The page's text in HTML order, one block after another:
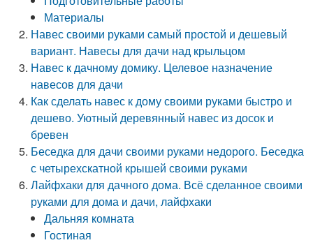
Материалы
Навес своими руками самый простой и дешевый
вариант. Навесы для дачи над крыльцом
Навес к дачному домику. Целевое назначение
навесов для дачи
Как сделать навес к дому своими руками быстро и
дешево. Уютный деревянный навес из досок и
бревен
Беседка для дачи своими руками недорого. Беседка
с четырехскатной крышей своими руками
Лайфхаки для дачного дома. Всё сделанное своими
руками для дома и дачи, лайфхаки
Дальняя комната
Гостиная